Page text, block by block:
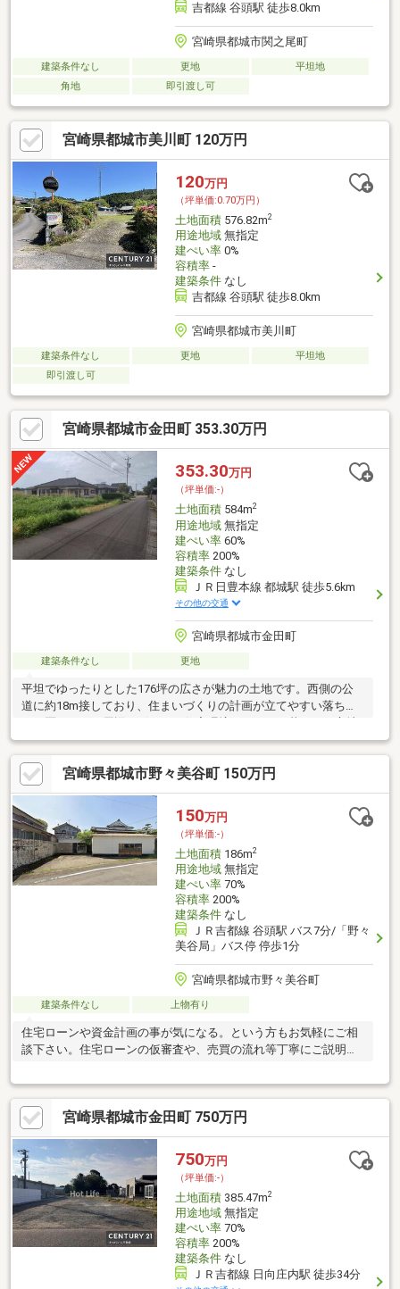
吉都線 谷頭駅 徒歩8.0km
宮崎県都城市関之尾町
建築条件なし 更地
平坦地
角地
即引渡し可
宮崎県都城市美川町 120万円
120万円
（坪単価:0.70万円）
土地面積576.82m2
用途地域無指定
建ぺい率0%
容積率-
建築条件なし
吉都線 谷頭駅 徒歩8.0km
宮崎県都城市美川町
建築条件なし 更地
平坦地
即引渡し可
宮崎県都城市金田町 353.30万円
353.30万円
（坪単価:-）
土地面積584m2
用途地域無指定
建ぺい率60%
容積率200%
建築条件なし
ＪＲ日豊本線 都城駅 徒歩5.6km
その他の交通
宮崎県都城市金田町
建築条件なし 更地
平坦でゆったりとした176坪の広さが魅力の土地です。西側の公
道に約18m接しており、住まいづくりの計画が立てやすい落ち着
いた区画です。周辺は穏やかな住宅環境で、日々の暮らしを心地
よく過ごせるエリア。農地転用許可後の引渡しとなりますので、
住居用地としての利用をご検討の方におすすめです。
宮崎県都城市野々美谷町 150万円
150万円
（坪単価:-）
土地面積186m2
用途地域無指定
建ぺい率70%
容積率200%
建築条件なし
ＪＲ吉都線 谷頭駅 バス7分/「野々
美谷局」バス停 停歩1分
宮崎県都城市野々美谷町
建築条件なし 上物有り
住宅ローンや資金計画の事が気になる。という方もお気軽にご相
談下さい。住宅ローンの仮審査や、売買の流れ等丁寧にご説明さ
宮崎県都城市金田町 750万円
750万円
（坪単価:-）
土地面積385.47m2
用途地域無指定
建ぺい率70%
容積率200%
建築条件なし
ＪＲ吉都線 日向庄内駅 徒歩34分